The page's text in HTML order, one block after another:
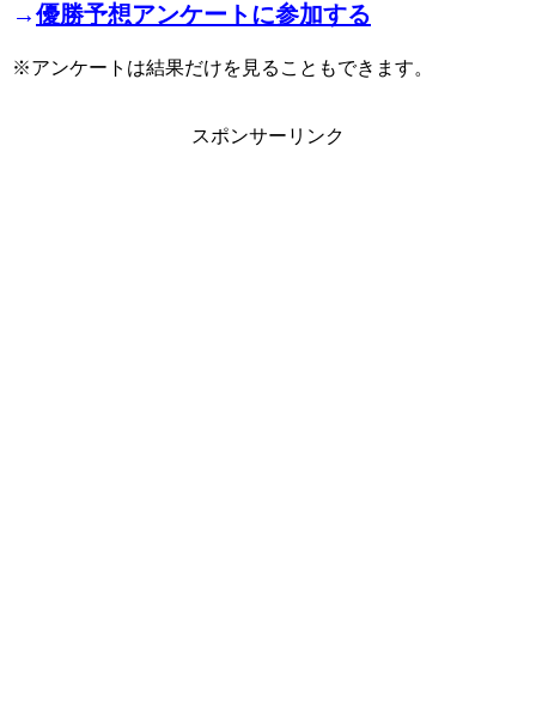
→優勝予想アンケートに参加する
※アンケートは結果だけを見ることもできます。
スポンサーリンク